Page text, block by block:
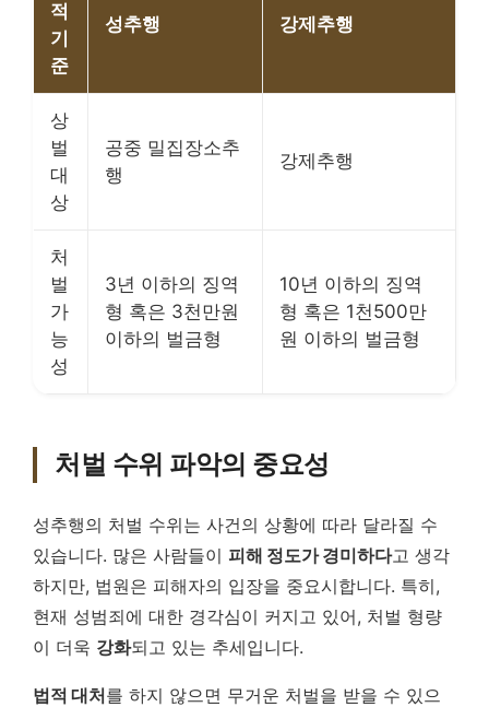
적
기
준
성추행 강제추행
상
벌
대
상
공중 밀집장소추
행
강제추행
처
벌
가
능
성
3년 이하의 징역
형 혹은 3천만원
이하의 벌금형
10년 이하의 징역
형 혹은 1천500만
원 이하의 벌금형
처벌 수위 파악의 중요성
성추행의 처벌 수위는 사건의 상황에 따라 달라질 수
있습니다. 많은 사람들이 피해 정도가 경미하다고 생각
하지만, 법원은 피해자의 입장을 중요시합니다. 특히,
현재 성범죄에 대한 경각심이 커지고 있어, 처벌 형량
이 더욱 강화되고 있는 추세입니다.
법적 대처를 하지 않으면 무거운 처벌을 받을 수 있으